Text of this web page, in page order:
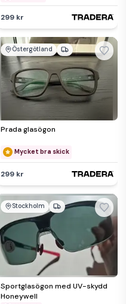
299 kr
Östergötland
Prada glasögon
Mycket bra skick
299 kr
Stockholm
Sportglasögon med UV-skydd
Honeywell